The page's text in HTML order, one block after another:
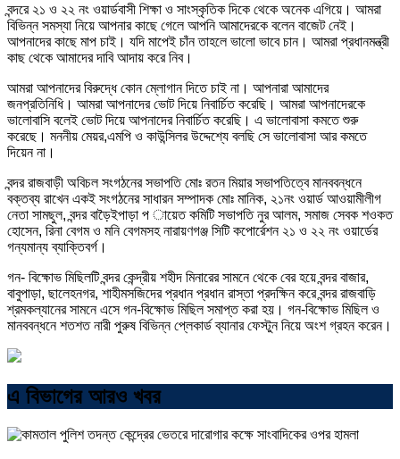
বন্দরে ২১ ও ২২ নং ওয়ার্ডবাসী শিক্ষা ও সাংস্কৃতিক দিকে থেকে অনেক এগিয়ে। আমরা
বিভিন্ন সমস্যা নিয়ে আপনার কাছে গেলে আপনি আমাদেরকে বলেন বাজেট নেই।
আপনাদের কাছে মাপ চাই। যদি মাপেই চাঁন তাহলে ভালো ভাবে চান। আমরা প্রধানমন্ত্রী
কাছ থেকে আমাদের দাবি আদায় করে নিব।
আমরা আপনাদের বিরুদ্ধে কোন ম্লোগান দিতে চাই না। আপনারা আমাদের
জনপ্রতিনিধি। আমরা আপনাদের ভোট দিয়ে নিবার্চিত করেছি। আমরা আপনাদেরকে
ভালোবাসি বলেই ভোট দিয়ে আপনাদের নিবার্চিত করেছি। এ ভালোবাসা কমতে শুরু
করেছে। মননীয় মেয়র,এমপি ও কাউন্সিলর উদ্দেশ্যে বলছি সে ভালোবাসা আর কমতে
দিয়েন না।
বন্দর রাজবাড়ী অবিচল সংগঠনের সভাপতি মোঃ রতন মিয়ার সভাপতিত্বে মানববন্ধনে
বক্তব্য রাখেন একই সংগঠনের সাধারন সম্পাদক মোঃ মানিক, ২১নং ওয়ার্ড আওয়ামীলীগ
নেতা সামছুল, বন্দর বাড়ৈইপাড়া প ায়েত কমিটি সভাপতি নুর আলম, সমাজ সেবক শওকত
হোসেন, রিনা বেগম ও মনি বেগমসহ নারায়ণগঞ্জ সিটি কপোর্রেশন ২১ ও ২২ নং ওয়ার্ডের
গন্যমান্য ব্যাক্তিবর্গ।
গন- বিক্ষোভ মিছিলটি বন্দর কেন্দ্রীয় শহীদ মিনারের সামনে থেকে বের হয়ে বন্দর বাজার,
বাবুপাড়া, ছালেহনগর, শাহীমসজিদের প্রধান প্রধান রাস্তা প্রদক্ষিন করে বন্দর রাজবাড়ি
শ্রমকল্যানের সামনে এসে গন-বিক্ষোভ মিছিল সমাপ্ত করা হয়। গন-বিক্ষোভ মিছিল ও
মানববন্ধনে শতশত নারী পুরুষ বিভিন্ন প্লেকার্ড ব্যানার ফেস্টুন নিয়ে অংশ গ্রহন করেন।
এ বিভাগের আরও খবর